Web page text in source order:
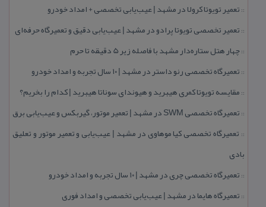
:: تعمیر تویوتا كرولا در مشهد | عیب‌یابی تخصصی + امداد خودرو
:: تعمیر تخصصی تویوتا پرادو در مشهد | عیب‌یابی دقیق و تعمیرگاه حرفه‌ای
::چهار هتل‌ ستاره‌دار مشهد با فاصله زیر 5 دقیقه تا حرم
:: تعمیرگاه تخصصی رنو داستر در مشهد | ۱۰ سال تجربه و امداد خودرو
:: مقایسه تویوتا كمری هیبرید و هیوندای سوناتا هیبرید | كدام را بخریم؟
:: تعمیرگاه تخصصی SWM در مشهد | تعمیر موتور، گیربكس و عیب‌یابی برق
:: تعمیرگاه تخصصی كیا موهاوی در مشهد | عیب‌یابی و تعمیر موتور و تعلیق
بادی
:: تعمیرگاه تخصصی چری در مشهد | ۱۰ سال تجربه و امداد خودرو
:: تعمیرگاه هایما در مشهد | عیب‌یابی تخصصی و امداد فوری